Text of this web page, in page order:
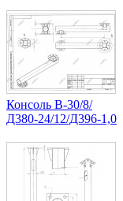
Консоль В-30/8/
Д380-24/12/Д396-1,0